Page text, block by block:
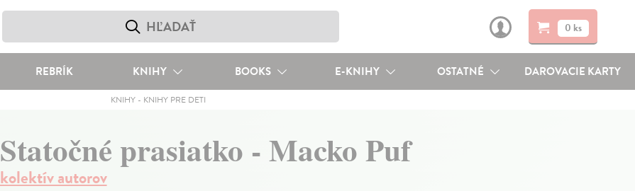
0 ks
REBRÍK KNIHY BOOKS E-KNIHY OSTATNÉ DAROVACIE KARTY
KNIHY- KNIHY PRE DETI
Statočné prasiatko - Macko Puf
kolektív autorov